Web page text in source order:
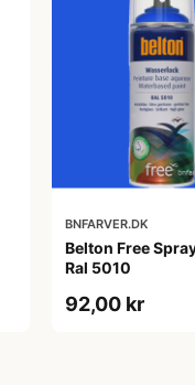
BNFARVER.DK
Belton Free
Ral 5010
92,00 kr